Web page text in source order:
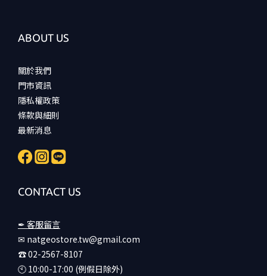
ABOUT US
關於我們
門市資訊
隱私權政策
條款與細則
最新消息
CONTACT US
✒ 客服留言
✉ natgeostore.tw@gmail.com
☎︎ 02-2567-8107
🕙︎ 10:00-17:00 (例假日除外)